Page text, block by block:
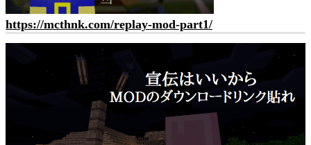
https://mcthnk.com/replay-mod-part1/